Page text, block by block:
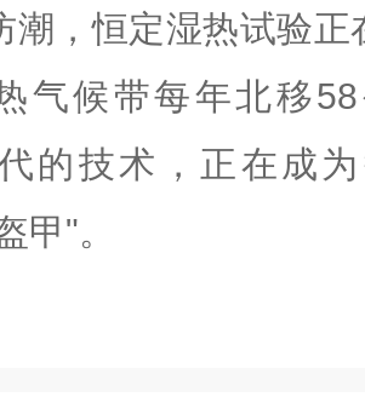
潮，恒定湿热试验
气候带每年北移
的技术，正在成
甲"。